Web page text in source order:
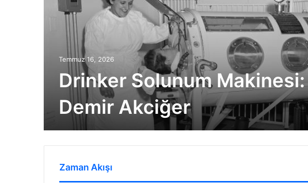
Temmuz 16, 2026
Drinker Solunum Makinesi:
Demir Akciğer
Zaman Akışı